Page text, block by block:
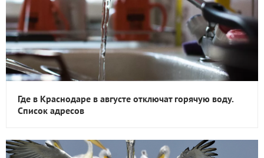
Где в Краснодаре в августе отключат горячую воду.
Список адресов